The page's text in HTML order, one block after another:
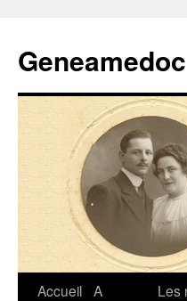
Geneamedoc
Aller
Accueil A
Les